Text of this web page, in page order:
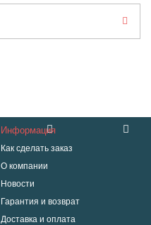
Информация
Как сделать заказ
О компании
Новости
Гарантия и возврат
Доставка и оплата